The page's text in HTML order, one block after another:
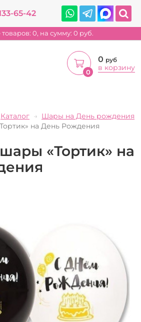
65-42
0, на сумму: 0 руб.
0
0 руб
в корзину
Каталог
Шары на День рождения
на День Рождения
«Тортик» на